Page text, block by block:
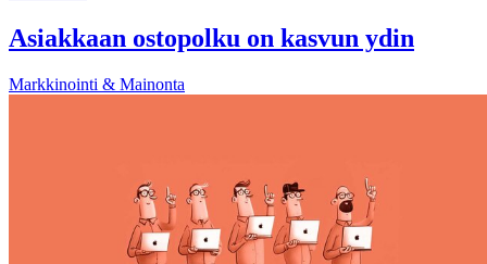
Asiakkaan ostopolku on kasvun ydin
Markkinointi & Mainonta